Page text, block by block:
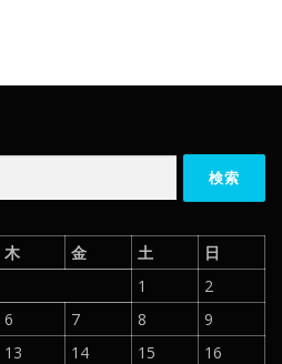
木 金 土
日
1
2
6 7 8
9
13 14 15
16